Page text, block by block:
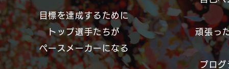
目標を達成するために
トップ選手たちが
ペースメーカーになる
頑張っ
プロ